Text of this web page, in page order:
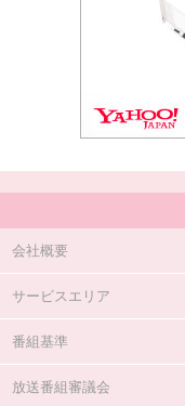
会社概要
サービスエリア
番組基準
放送番組審議会